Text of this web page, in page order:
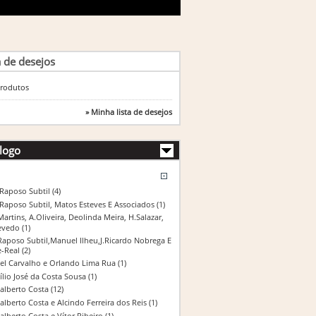
de desejos
» Minha lista de desejos
Subtil (4)
Subtil, Matos Esteves E Associados(1)
A.Oliveira, Deolinda Meira, H.Salazar,
(1)
Subtil,Manuel Ilheu,J.Ricardo Nobrega E
Real (2)
Carvalho e Orlando Lima Rua (1)
José da Costa Sousa (1)
Costa(12)
Costa e Alcindo Ferreira dos Reis (1)